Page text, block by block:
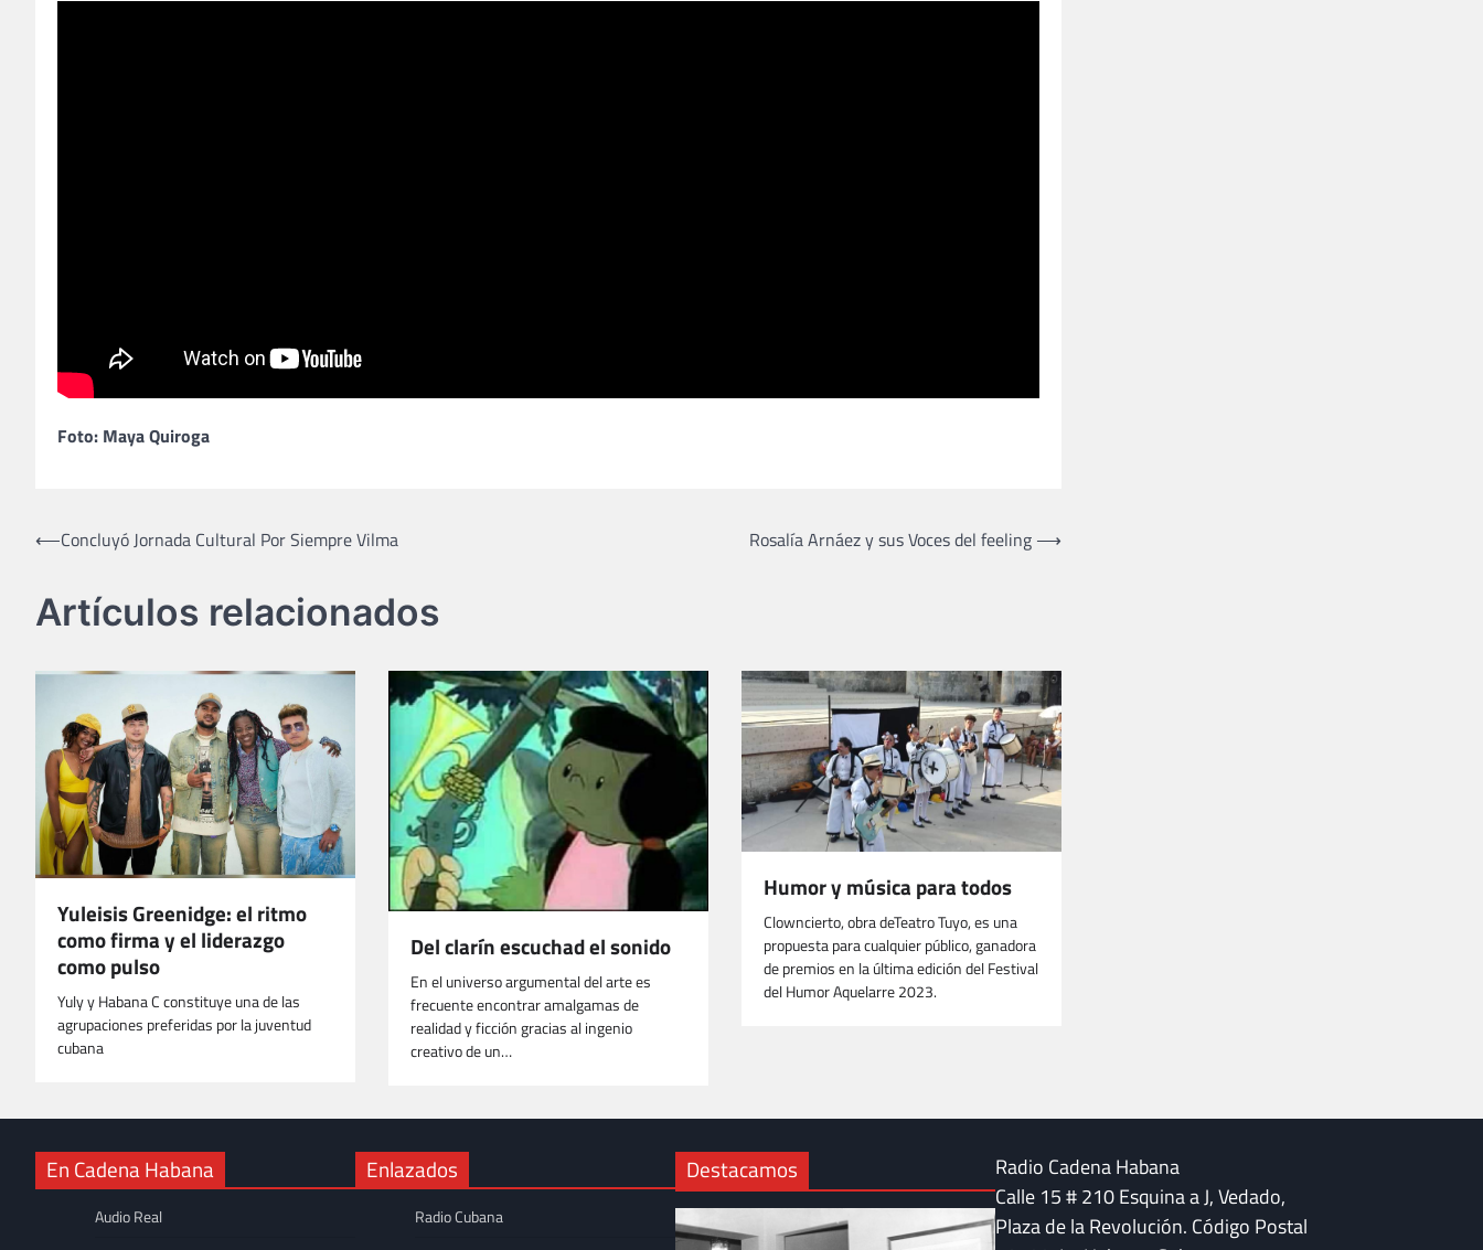
Foto: Maya Quiroga
Navegación
entradas
⟵Concluyó Jornada Cultural Por Siempre Vilma Rosalía Arnáez y sus Voces del feeling ⟶
Artículos relacionados
Yuleisis Greenidge: el ritmo
como firma y el liderazgo
como pulso
Yuly y Habana C constituye una de las
agrupaciones preferidas por la juventud
cubana
Del clarín escuchad el sonido
En el universo argumental del arte es
frecuente encontrar amalgamas de
realidad y ficción gracias al ingenio
creativo de un…
Humor y música para todos
Clowncierto, obra deTeatro Tuyo, es una
propuesta para cualquier público, ganadora
de premios en la última edición del Festival
del Humor Aquelarre 2023.
En Cadena Habana
Audio Real
Enlazados
Radio Cubana
Destacamos
Radio Cadena Habana
Calle 15 # 210 Esquina a J, Vedado,
Plaza de la Revolución. Código Postal